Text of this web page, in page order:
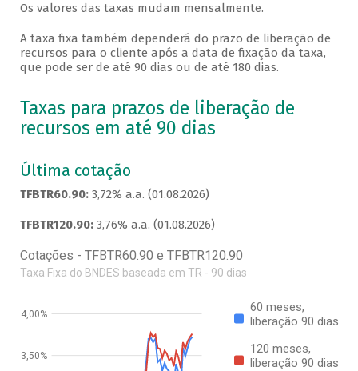
Os valores das taxas mudam mensalmente.
A taxa fixa também dependerá do prazo de liberação de
recursos para o cliente após a data de fixação da taxa,
que pode ser de até 90 dias ou de até 180 dias.
Taxas para prazos de liberação de
recursos em até 90 dias
Última cotação
TFBTR60.90: 3,72% a.a. (01.08.2026)
TFBTR120.90: 3,76% a.a. (01.08.2026)
Cotações - TFBTR60.90 e TFBTR120.90
Taxa Fixa do BNDES baseada em TR - 90 dias
60 meses,
liberação 90 dias
120 meses,
liberação 90 dias
3,50%
4,00%